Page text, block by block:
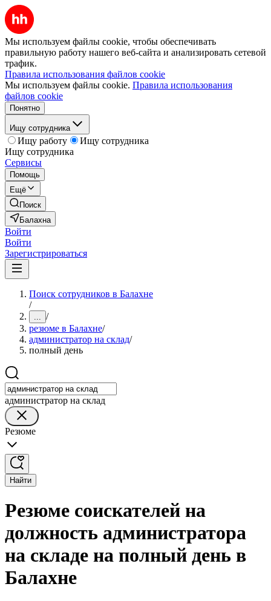
Мы используем файлы cookie, чтобы обеспечивать
правильную работу нашего веб-сайта и анализировать сетевой
трафик.
Правила использования файлов cookie
Мы используем файлы cookie. Правила использования
файлов cookie
Понятно
Ищу сотрудника
Ищу работу
Ищу сотрудника
Ищу сотрудника
Сервисы
Помощь
Ещё
Поиск
Балахна
Войти
Войти
Зарегистрироваться
Поиск сотрудников в Балахне
/
... /
резюме в Балахне/
администратор на склад/
полный день
администратор на склад
Резюме
Найти
Резюме соискателей на
должность администратора
на складе на полный день в
Балахне